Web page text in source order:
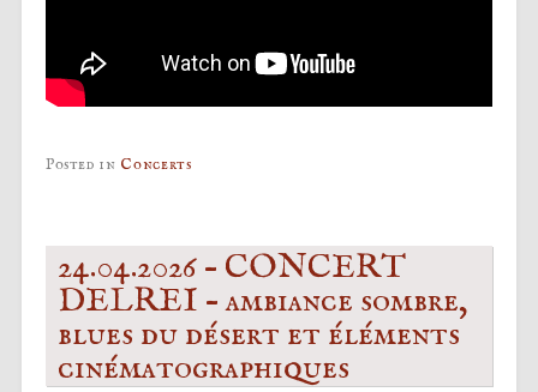
Posted in Concerts
24.04.2026 – CONCERT
DELREI – ambiance sombre,
blues du désert et éléments
cinématographiques